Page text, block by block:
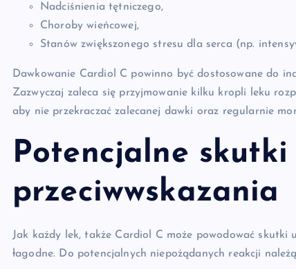
Nadciśnienia tętniczego,
Choroby wieńcowej,
Stanów zwiększonego stresu dla serca (np.
Dawkowanie Cardiol C powinno być dostosowane do
Zazwyczaj zaleca się przyjmowanie kilku kropli leku
aby nie przekraczać zalecanej dawki oraz regularnie
Potencjalne skutki
przeciwwskazania
Jak każdy lek, także Cardiol C może powodować skutki
łagodne. Do potencjalnych niepożądanych reakcji